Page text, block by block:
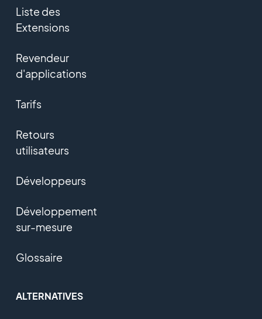
Liste des
Extensions
Revendeur
d'applications
Tarifs
Retours
utilisateurs
Développeurs
Développement
sur-mesure
Glossaire
ALTERNATIVES